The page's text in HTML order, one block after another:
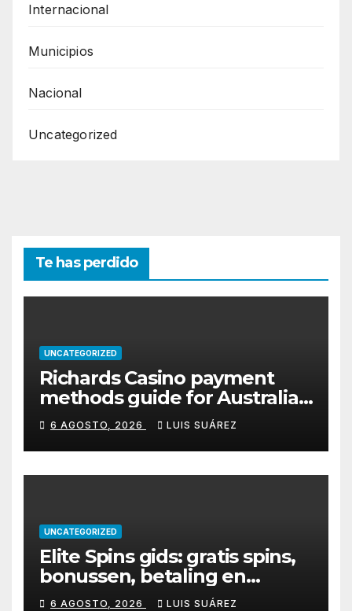
Internacional
Municipios
Nacional
Uncategorized
Te has perdido
UNCATEGORIZED
Richards Casino payment
methods guide for Australian
players
6 AGOSTO, 2026 LUIS SUÁREZ
UNCATEGORIZED
Elite Spins gids: gratis spins,
bonussen, betaling en
mobiel spelen
6 AGOSTO, 2026 LUIS SUÁREZ